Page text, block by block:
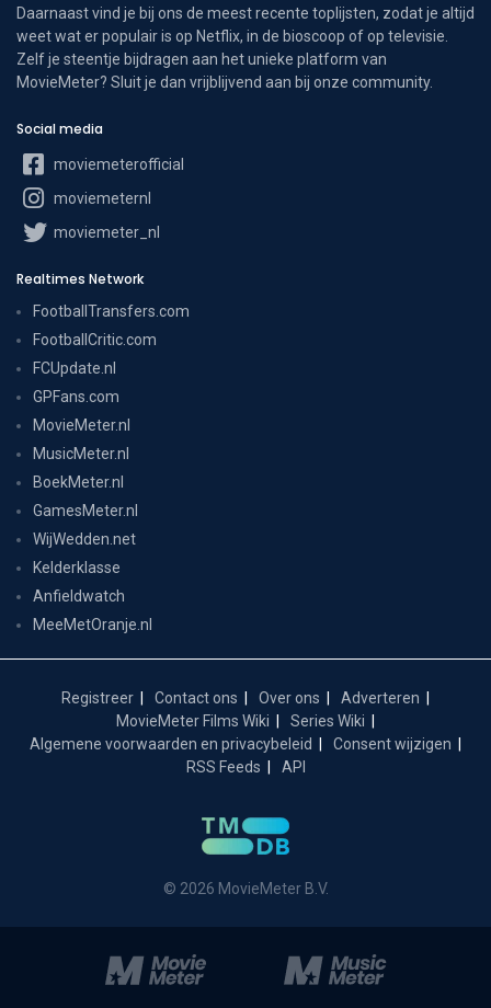
Daarnaast vind je bij ons de meest recente toplijsten, zodat je altijd
weet wat er populair is op Netflix, in de bioscoop of op televisie.
Zelf je steentje bijdragen aan het unieke platform van
MovieMeter? Sluit je dan vrijblijvend aan bij onze community.
Social media
moviemeterofficial
moviemeternl
moviemeter_nl
Realtimes Network
FootballTransfers.com
FootballCritic.com
FCUpdate.nl
GPFans.com
MovieMeter.nl
MusicMeter.nl
BoekMeter.nl
GamesMeter.nl
WijWedden.net
Kelderklasse
Anfieldwatch
MeeMetOranje.nl
Registreer Contact ons Over ons
Adverteren
MovieMeter Films Wiki
Series Wiki
Algemene voorwaarden en privacybeleid
Consent wijzigen
RSS Feeds
API
© 2026 MovieMeter B.V.